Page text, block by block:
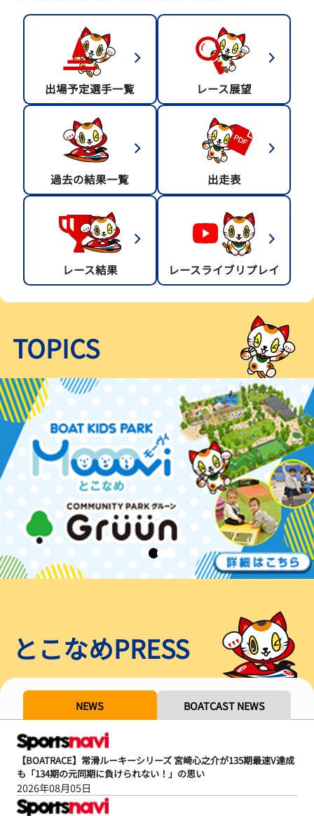
出場予定選手一覧 レース展望
過去の結果一覧 出走表
レース結果 レースライブリプレイ
TOPICS
とこなめPRESS
NEWS BOATCAST NEWS
【BOATRACE】常滑ルーキーシリーズ 宮崎心之介が135期最速V達成
も「134期の元同期に負けられない！」の思い
2026年08月05日